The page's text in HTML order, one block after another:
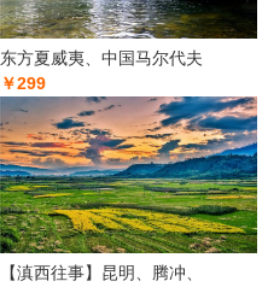
东方夏威夷、中国马尔代夫
￥299
【滇西往事】昆明、腾冲、